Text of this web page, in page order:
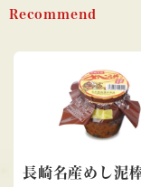
Recommend
長崎名産めし泥